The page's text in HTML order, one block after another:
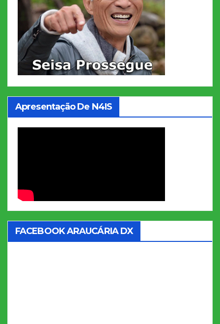
Apresentação De N4IS
FACEBOOK ARAUCÁRIA DX